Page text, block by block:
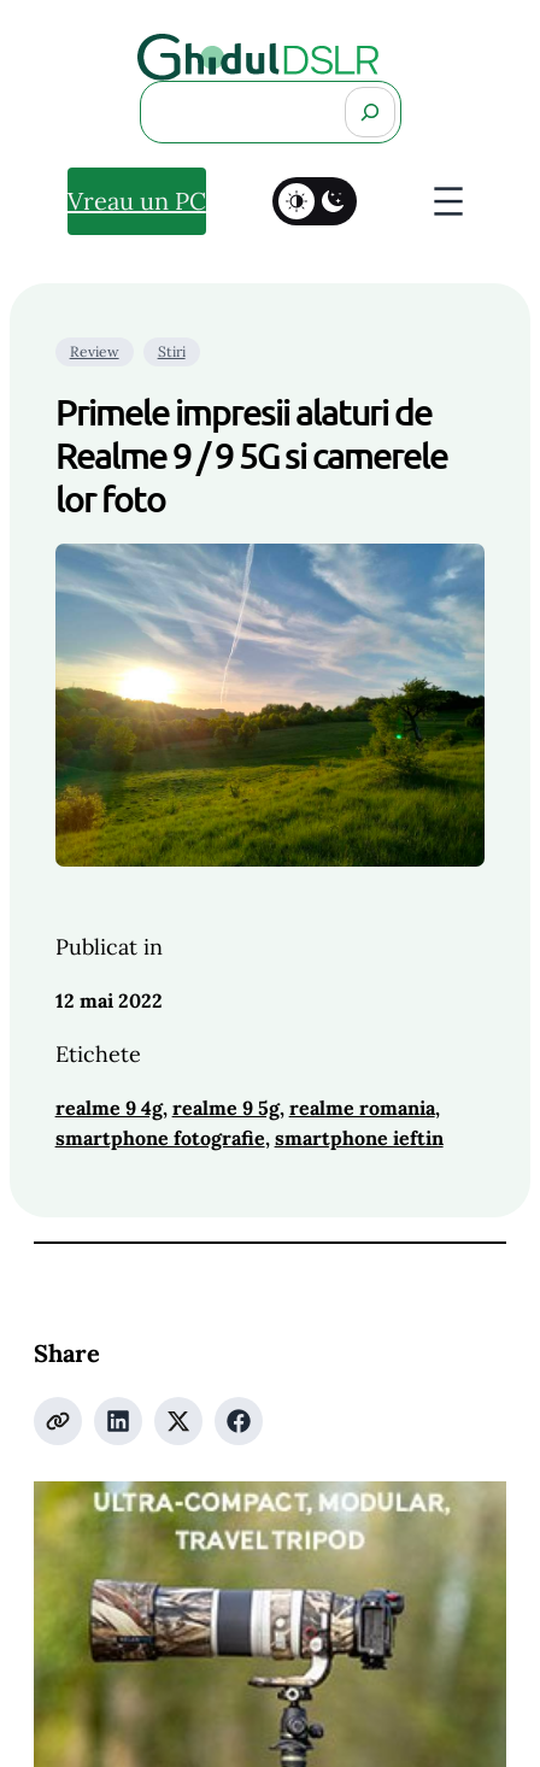
Search
Vreau un PC
Review Stiri
Primele impresii alaturi de
Realme 9 / 9 5G si camerele
lor foto
Publicat in
12 mai 2022
Etichete
realme 9 4g, realme 9 5g, realme romania ,
smartphone fotografie, smartphone ieftin
Share